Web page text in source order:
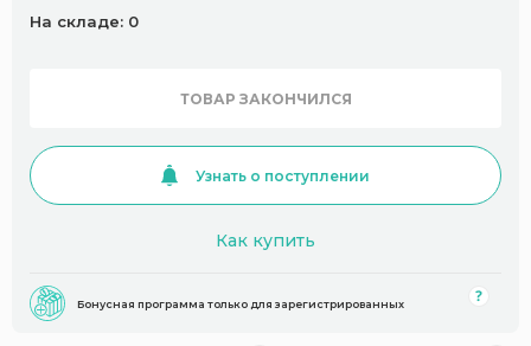
На складе: 0
ТОВАР ЗАКОНЧИЛСЯ
Узнать о поступлении
Как купить
Бонусная программа только для зарегистрированных